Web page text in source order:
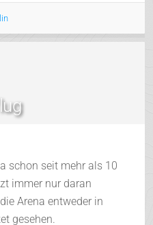
schon seit mehr als 10
immer nur daran
Arena entweder in
gesehen.